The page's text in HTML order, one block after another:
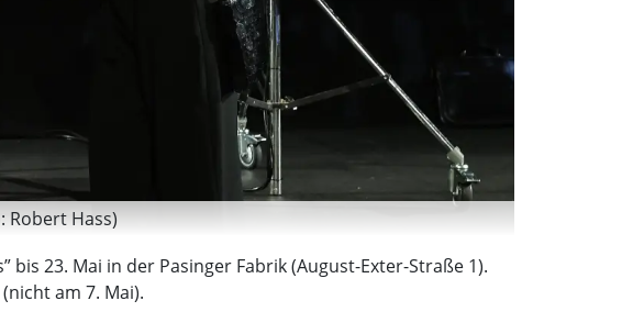
Robert Hass)
bis 23. Mai in der Pasinger Fabrik (August-Exter-Straße 1).
am 7. Mai).